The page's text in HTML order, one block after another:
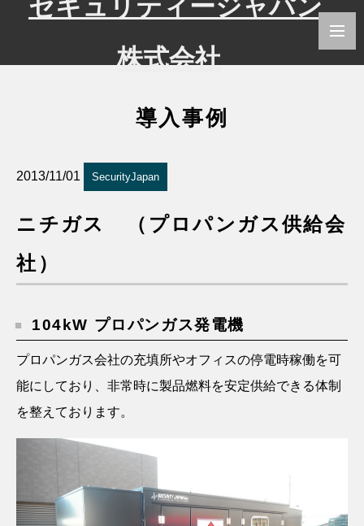
導入事例
2013/11/01 SecurityJapan
ニチガス （プロパンガス供給会
社）
104kW プロパンガス発電機
プロパンガス会社の充填所やオフィスの停電時稼働を可
能にしており、非常時に製品燃料を安定供給できる体制
を整えております。